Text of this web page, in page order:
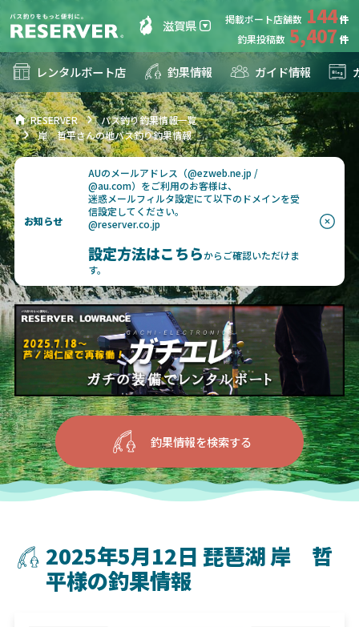
滋賀県 掲載ボート店舗数 144
釣果投稿数 5,407
レンタルボート店 釣果情報 ガイド情報
RESERVER
バス釣り釣果情報一覧
岸 哲平さんの地バス釣り釣果情報
お知らせ
AUのメールアドレス（@ezweb.ne.jp /
@au.com）をご利用のお客様は、
迷惑メールフィルタ設定にて以下のドメインを受
信設定してください。
@reserver.co.jp
設定方法はこちらからご確認いただけま
す。
釣果情報を検索する
2025年5月12日 琵琶湖 岸 哲
平様の釣果情報